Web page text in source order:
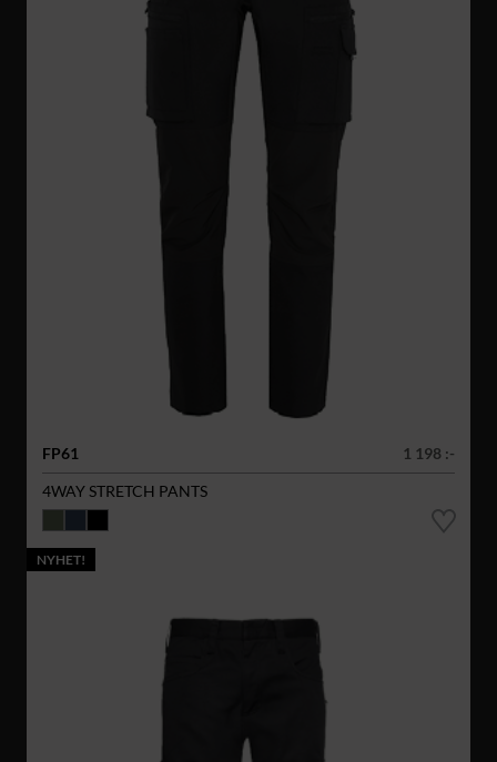
FP61
1 198 :-
4WAY STRETCH PANTS
NYHET!